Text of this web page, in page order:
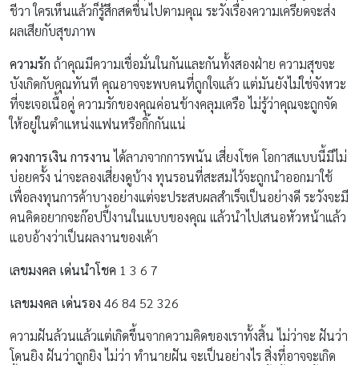
ชีวา ใครเห็นแล้วก็รู้สึกสดชื่นไปตามคุณ ระวังเรื่องความเครียดจะส่ง
ผลเสียกับสุขภาพ
ความรัก ถ้าคุณมีความเชื่อมั่นในกันและกันทั้งสองฝ่าย ความสุขจะ
บังเกิดกับคุณทันที คุณอาจจะพบคนที่ถูกใจแล้ว แต่มันยังไม่ใช่จังหวะ
ที่จะเจอเนื้อคู่ ความรักของคุณค่อนข้างคลุมเครือ ไม่รู้ว่าคุณจะถูกจัด
ให้อยู่ในตำแหน่งแฟนหรือกิ๊กกันแน่
ดวงการเงิน การงานได้ลาภจากการพนัน เสี่ยงโชค โอกาสแบบนี้มีไม่
บ่อยครั้ง น่าจะลองเสี่ยงดูบ้าง ทุนรอนที่สะสมไว้จะถูกนำออกมาใช้
เพื่อลงทุนการค้าบางอย่างแต่จะประสบผลสำเร็จเป็นอย่างดี ระวังจะมี
คนคิดอยากจะก๊อปปี้งานในแบบของคุณ แล้วนำไปเสนอหัวหน้าแล้ว
แอบอ้างว่าเป็นผลงานของเค้า
เลขมงคล เด่นนำโชค 1 3 6 7
เลขมงคล เด่นรอง 46 84 52 326
ความฝันล้วนแล้วแต่เกิดขึ้นจากความคิดของเราทั้งสิ้น ไม่ว่าจะ ฝันว่า
โดนยิง ฝันว่าถูกยิง ไม่ว่า ทำนายฝัน จะเป็นอย่างไร สิ่งที่อาจจะเกิด